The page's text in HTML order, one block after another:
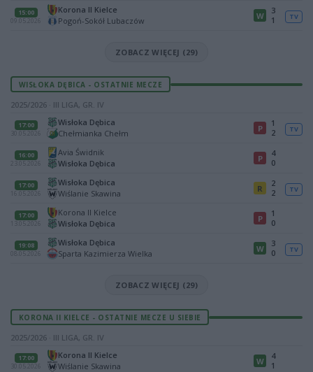
15:00
09.05.2026
Korona II Kielce
Pogoń-Sokół Lubaczów
W
3
1
TV
ZOBACZ WIĘCEJ (29)
WISŁOKA DĘBICA - OSTATNIE MECZE
2025/2026 · III LIGA, GR. IV
17:00
30.05.2026
Wisłoka Dębica
Chełmianka Chełm
P
1
2
TV
16:00
23.05.2026
Avia Świdnik
Wisłoka Dębica
P
4
0
17:00
16.05.2026
Wisłoka Dębica
Wiślanie Skawina
R
2
2
TV
17:00
13.05.2026
Korona II Kielce
Wisłoka Dębica
P
1
0
19:08
08.05.2026
Wisłoka Dębica
Sparta Kazimierza Wielka
W
3
0
TV
ZOBACZ WIĘCEJ (29)
KORONA II KIELCE - OSTATNIE MECZE U SIEBIE
2025/2026 · III LIGA, GR. IV
17:00
30.05.2026
Korona II Kielce
Wiślanie Skawina
W
4
1